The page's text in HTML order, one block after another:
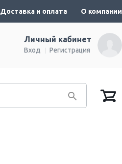
Доставка и оплата О компании
Личный кабинет
Вход Регистрация